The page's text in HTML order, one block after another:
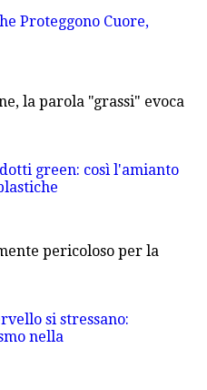
la parola "grassi" evoca
pericoloso per la